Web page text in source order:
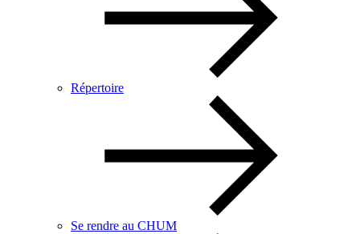
Répertoire
Se rendre au CHUM